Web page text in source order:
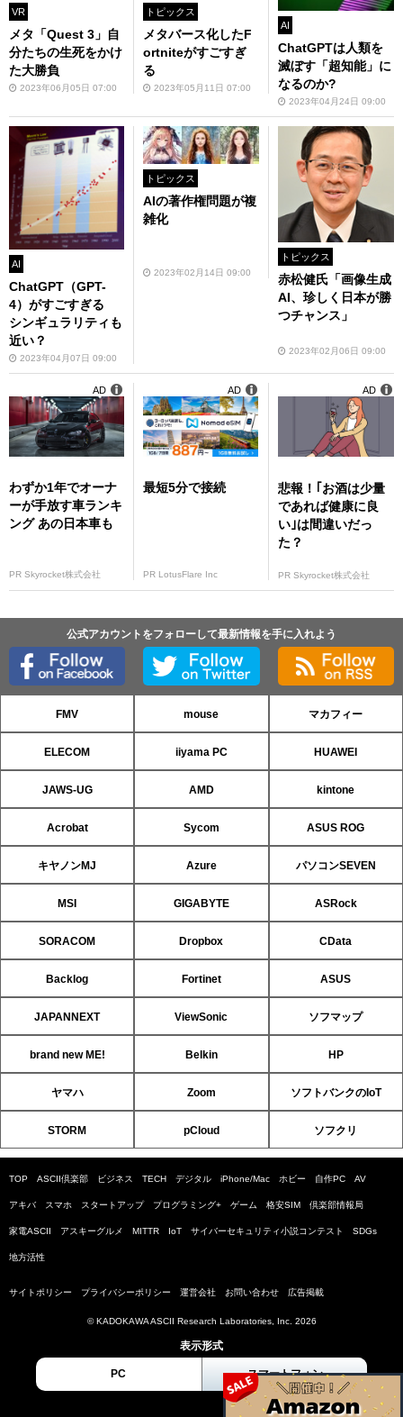
VR
メタ「Quest 3」自
分たちの生死をかけ
た大勝負
2023年06月05日 07:00
トピックス
メタバース化したF
ortniteがすごすぎ
る
2023年05月11日 07:00
AI
ChatGPTは人類を
滅ぼす「超知能」に
なるのか?
2023年04月24日 09:00
AI
ChatGPT（GPT-
4）がすごすぎる
シンギュラリティも
近い？
2023年04月07日 09:00
トピックス
AIの著作権問題が複
雑化
2023年02月14日 09:00
トピックス
赤松健氏「画像生成
AI、珍しく日本が勝
つチャンス」
2023年02月06日 09:00
わずか1年でオーナ
ーが手放す車ランキ
ング あの日本車も
PR Skyrocket株式会社
AD
最短5分で接続
PR LotusFlare Inc
AD
悲報！｢お酒は少量
であれば健康に良
い｣は間違いだっ
た？
PR Skyrocket株式会社
AD
公式アカウントをフォローして最新情報を手に入れよう
FMV mouse マカフィー
ELECOM iiyama PC HUAWEI
JAWS-UG AMD kintone
Acrobat Sycom ASUS ROG
キヤノンMJ Azure パソコンSEVEN
MSI GIGABYTE ASRock
SORACOM Dropbox CData
Backlog Fortinet ASUS
JAPANNEXT ViewSonic ソフマップ
brand new ME! Belkin HP
ヤマハ Zoom ソフトバンクのIoT
STORM pCloud ソフクリ
TOP ASCII倶楽部 ビジネス TECH デジタル iPhone/Mac ホビー 自作PC AV
アキバ スマホ スタートアップ プログラミング+ ゲーム 格安SIM 倶楽部情報局
家電ASCII アスキーグルメ MITTR IoT サイバーセキュリティ小説コンテスト SDGs
地方活性
サイトポリシー プライバシーポリシー 運営会社 お問い合わせ 広告掲載
© KADOKAWA ASCII Research Laboratories, Inc. 2026
表示形式
PC スマートフォン